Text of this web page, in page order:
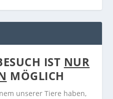
IST NUR
MÖGLICH
unserer Tiere haben,